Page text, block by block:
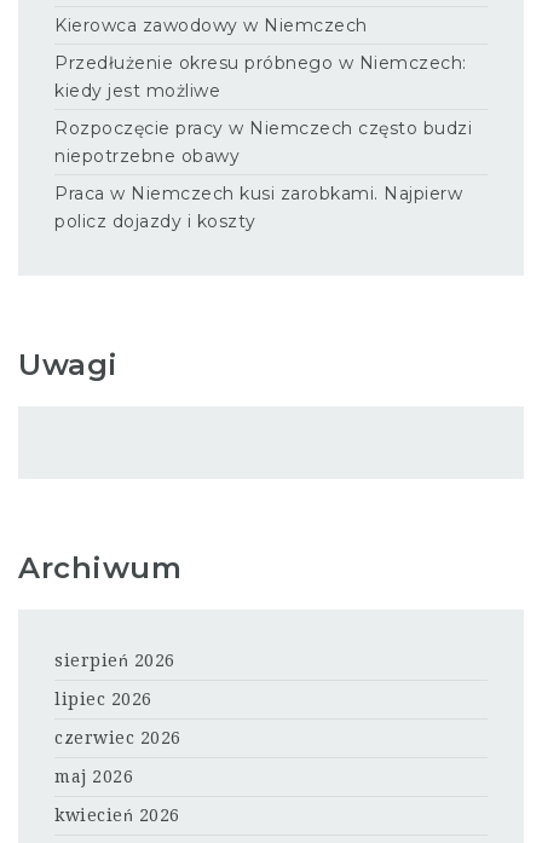
Kierowca zawodowy w Niemczech
Przedłużenie okresu próbnego w Niemczech:
kiedy jest możliwe
Rozpoczęcie pracy w Niemczech często budzi
niepotrzebne obawy
Praca w Niemczech kusi zarobkami. Najpierw
policz dojazdy i koszty
Uwagi
Archiwum
sierpień 2026
lipiec 2026
czerwiec 2026
maj 2026
kwiecień 2026